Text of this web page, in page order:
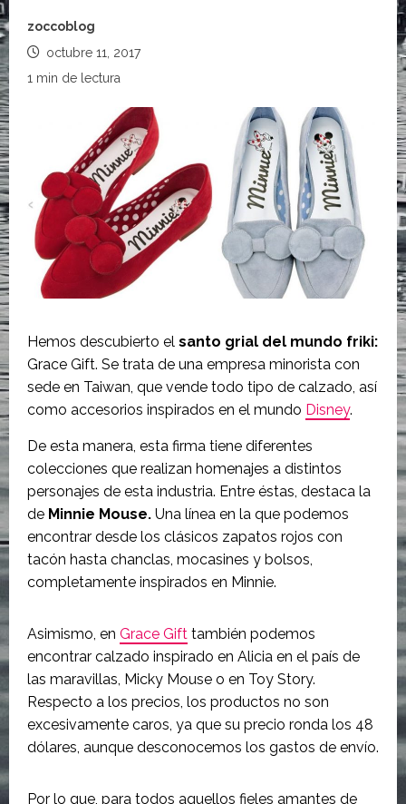
zoccoblog
octubre 11, 2017
1 min de lectura
Hemos descubierto el santo grial del mundo friki:
Grace Gift. Se trata de una empresa minorista con
sede en Taiwan, que vende todo tipo de calzado, así
como accesorios inspirados en el mundo Disney.
De esta manera, esta firma tiene diferentes
colecciones que realizan homenajes a distintos
personajes de esta industria. Entre éstas, destaca la
de Minnie Mouse. Una línea en la que podemos
encontrar desde los clásicos zapatos rojos con
tacón hasta chanclas, mocasines y bolsos,
completamente inspirados en Minnie.
Asimismo, en Grace Gift también podemos
encontrar calzado inspirado en Alicia en el país de
las maravillas, Micky Mouse o en Toy Story.
Respecto a los precios, los productos no son
excesivamente caros, ya que su precio ronda los 48
dólares, aunque desconocemos los gastos de envío.
Por lo que, para todos aquellos fieles amantes de